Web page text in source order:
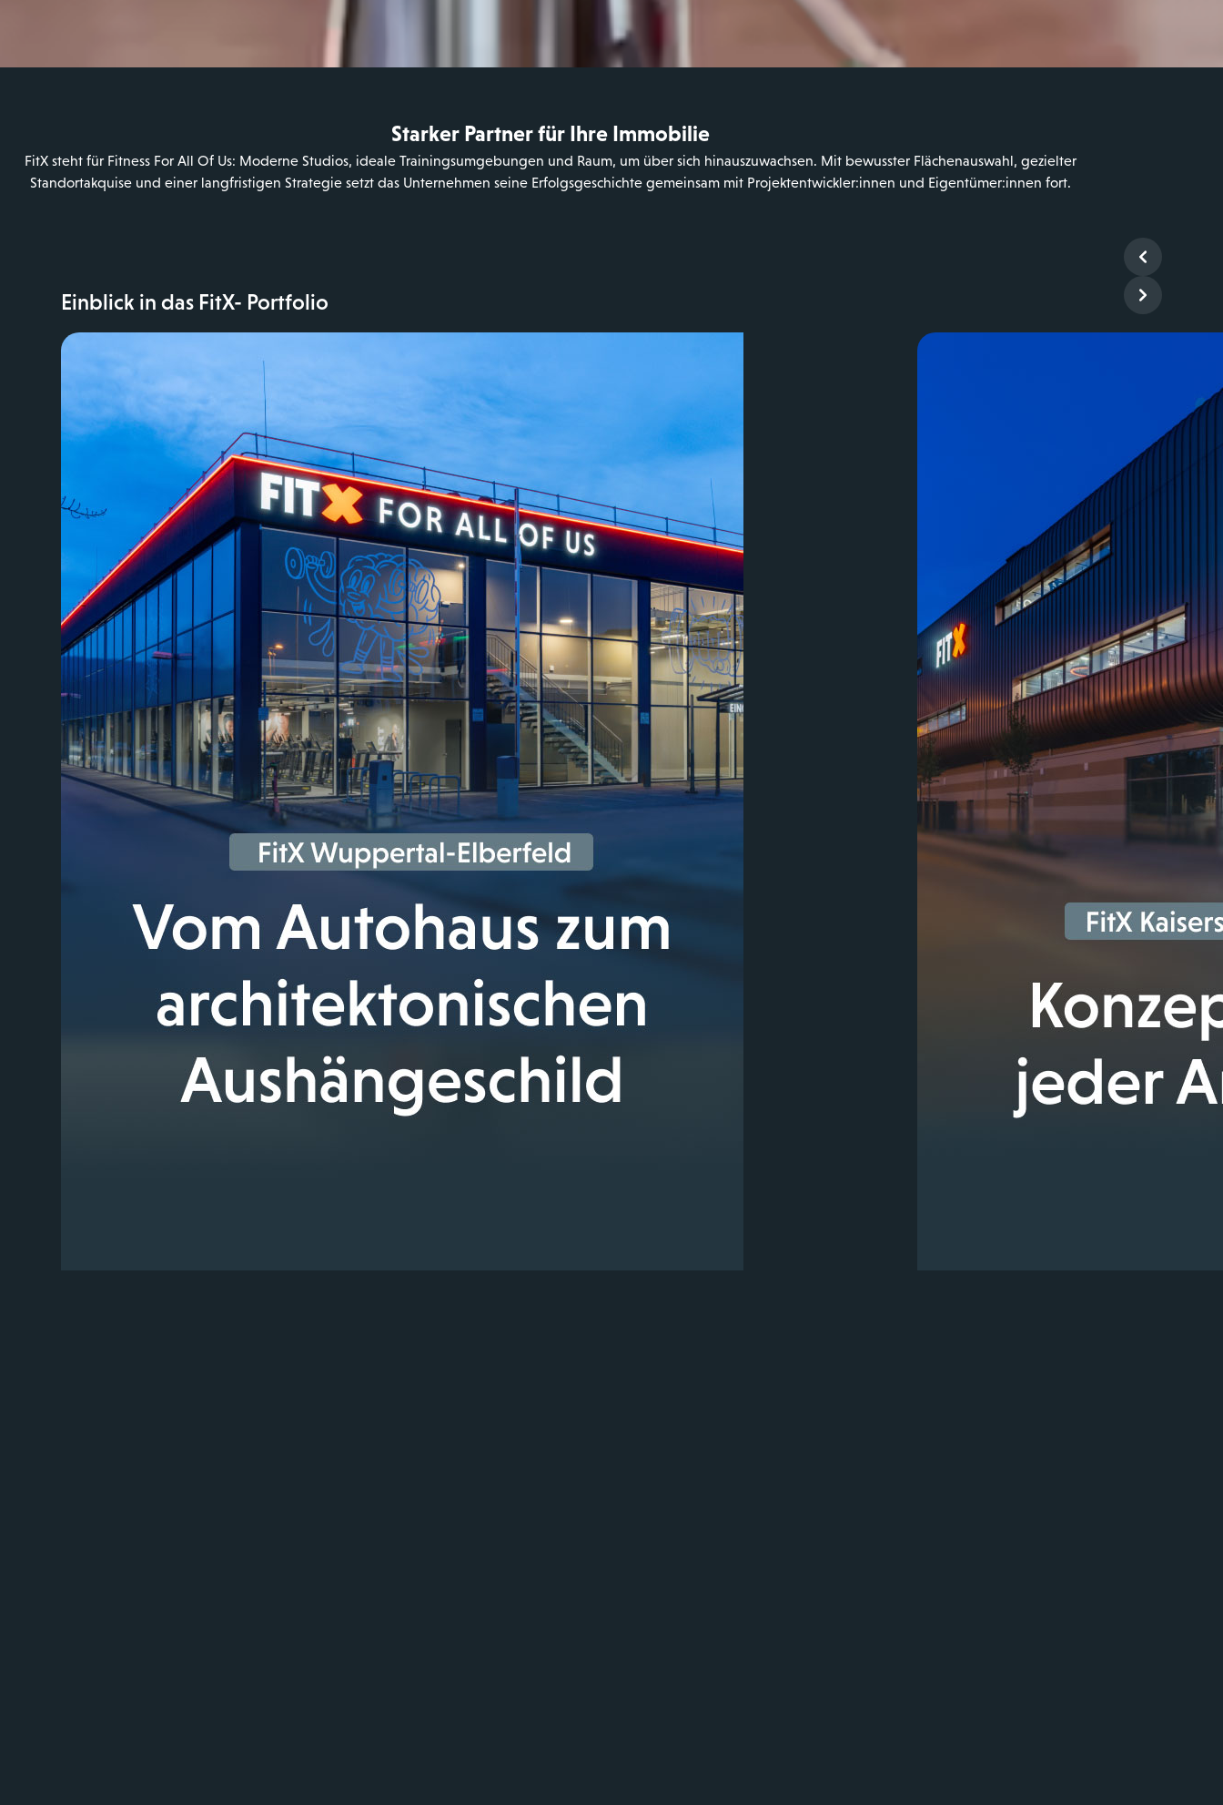
Kontakt aufnehmen
Starker Partner für Ihre Immobilie
FitX steht für Fitness For All Of Us: Moderne Studios, ideale Trainingsumgebungen und Raum, um über sich hinauszuwachsen. Mit bewusster Flächenauswahl, gezielter
Standortakquise und einer langfristigen Strategie setzt das Unternehmen seine Erfolgsgeschichte gemeinsam mit Projektentwickler:innen und Eigentümer:innen fort.
Einblick in das FitX- Portfolio